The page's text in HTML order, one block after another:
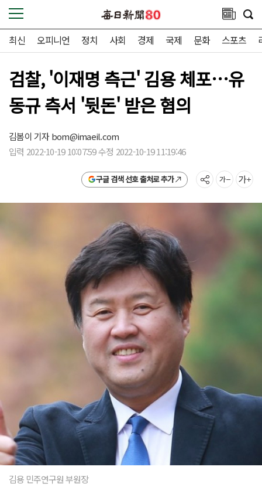
최신 오피니언 정치 사회 경제 국제 문화 스포츠
검찰, '이재명 측근' 김용 체포…유
동규 측서 '뒷돈' 받은 혐의
김봄이 기자bom@imaeil.com
입력 2022-10-19 10:07:59 수정 2022-10-19 11:19:46
구글 검색 선호 출처로 추가
김용 민주연구원 부원장